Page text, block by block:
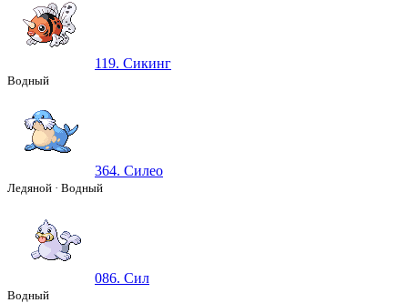
119. Сикинг
Водный
364. Силео
Ледяной · Водный
086. Сил
Водный